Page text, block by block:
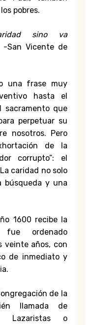
pobres.
sino va
San Vicente de
una frase muy
hasta el
que
perpetuar su
nosotros. Pero
de la
corrupto”: el
caridad no solo
búsqueda y una
1600 recibe la
fue ordenado
veinte años, con
de inmediato y
de la
llamada de
Lazaristas o